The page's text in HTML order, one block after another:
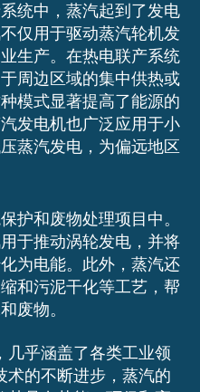
统中，蒸汽起到了发电
仅用于驱动蒸汽轮机发
生产。在热电联产系统
周边区域的集中供热或
模式显著提高了能源的
发电机也广泛应用于小
蒸汽发电，为偏远地区
护和废物处理项目中。
于推动涡轮发电，并将
为电能。此外，蒸汽还
和污泥干化等工艺，帮
废物。
几乎涵盖了各类工业领
术的不断进步，蒸汽的